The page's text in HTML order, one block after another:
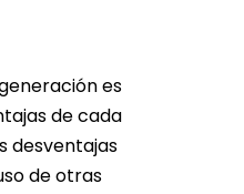
es
de cada
desventajas
de otras